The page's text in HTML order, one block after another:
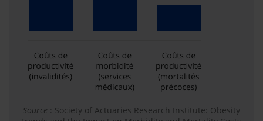
Source : Society of Actuaries Research Institute: Obesity